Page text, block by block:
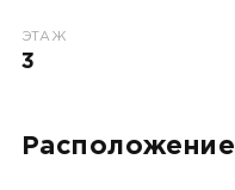
ЭТАЖ
3
Расположение